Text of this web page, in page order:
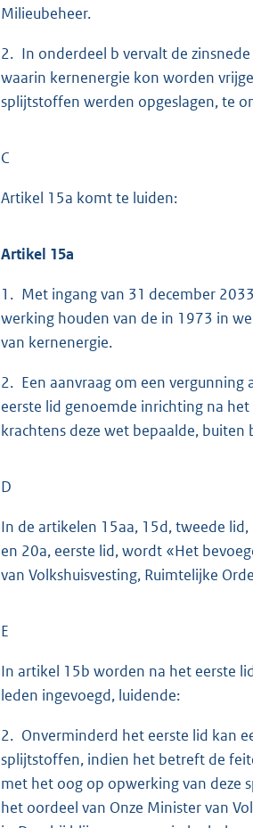
Milieubeheer.
2. In onderdeel b vervalt de
waarin kernenergie kon worden
splijtstoffen werden opgeslagen, te
C
Artikel 15a komt te luiden:
Artikel 15a
1. Met ingang van 31 december
werking houden van de in 1973 in
van kernenergie.
2. Een aanvraag om een
eerste lid genoemde inrichting na
krachtens deze wet bepaalde, buiten
D
In de artikelen 15aa, 15d, tweede
en 20a, eerste lid, wordt «Het
van Volkshuisvesting, Ruimtelijke
E
In artikel 15b worden na het eerste
leden ingevoegd, luidende:
2. Onverminderd het eerste lid kan
splijtstoffen, indien het betreft de
met het oog op opwerking van deze
het oordeel van Onze Minister van